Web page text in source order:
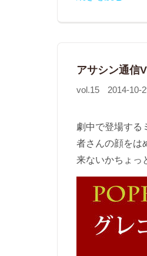
アサシン通信
vol.15 2014-10-
劇中で登場する
者さんの顔をは
来ないかちょっ